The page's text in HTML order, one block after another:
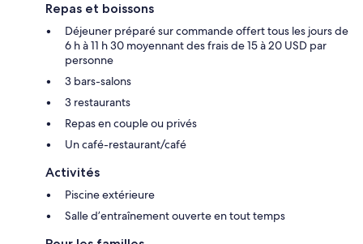
Repas et boissons
Déjeuner préparé sur commande offert tous les jours de
6 h à 11 h 30 moyennant des frais de 15 à 20 USD par
personne
3 bars-salons
3 restaurants
Repas en couple ou privés
Un café-restaurant/café
Activités
Piscine extérieure
Salle d’entraînement ouverte en tout temps